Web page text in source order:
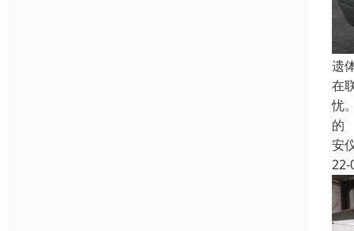
遗
在
忧
的
安
22-